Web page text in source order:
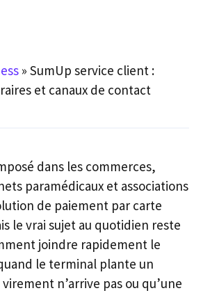
» SumUp service client :
et canaux de contact
dans les commerces,
paramédicaux et associations
de paiement par carte
le vrai sujet au quotidien reste
joindre rapidement le
le terminal plante un
n’arrive pas ou qu’une